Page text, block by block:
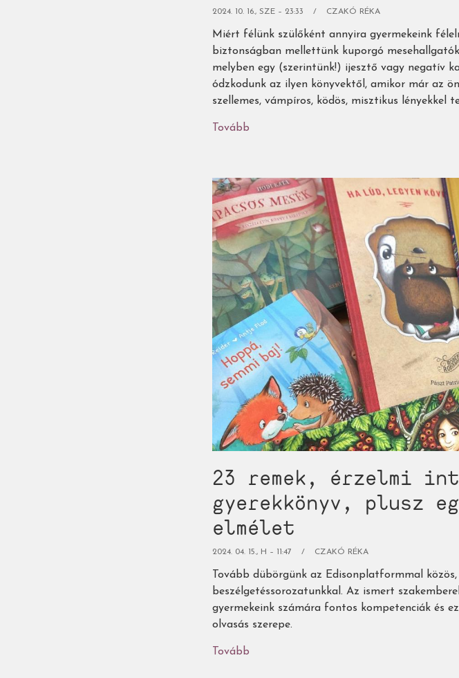
2024. 10. 16., SZE – 23:33 CZAKÓ RÉKA
Miért félünk szülőként annyira gyermekeink
biztonságban mellettünk kuporgó
melyben egy (szerintünk!) ijesztő vagy negatív
ódzkodunk az ilyen könyvektől, amikor már az
szellemes, vámpíros, ködös, misztikus lényekkel
Tovább
-
52
borzongató(?)
gyerekkönyv,
3-
tól
13
éves
korig)
23 remek, érzelmi
gyerekkönyv, plusz
elmélet
2024. 04. 15., H – 11:47 CZAKÓ RÉKA
Tovább dübörgünk az Edisonplatformmal közös,
beszélgetéssorozatunkkal. Az ismert
gyermekeink számára fontos kompetenciák és
olvasás szerepe.
Tovább